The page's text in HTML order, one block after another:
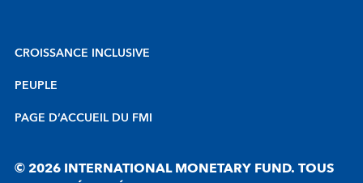
CROISSANCE INCLUSIVE
PEUPLE
PAGE D’ACCUEIL DU FMI
© 2026 INTERNATIONAL MONETARY FUND. TOUS